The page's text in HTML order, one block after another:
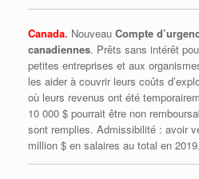
Canada. Nouveau Compte
canadiennes. Prêts sans intérêt
petites entreprises et aux
les aider à couvrir leurs coûts
où leurs revenus ont été
10 000 $ pourrait être non
sont remplies. Admissibilité : avoir
million $ en salaires au total en 2019.